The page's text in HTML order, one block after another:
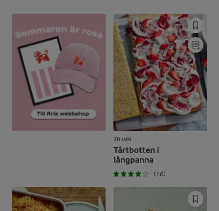
30 MIN
Tårtbotten i
långpanna
(16)